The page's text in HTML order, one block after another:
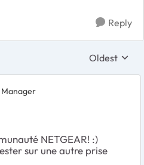
Reply
Replies
Oldest
NETGEAR! :)
sur une autre prise